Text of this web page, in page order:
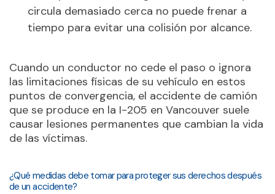
circula demasiado cerca no puede frenar a
tiempo para evitar una colisión por alcance.
Cuando un conductor no cede el paso o ignora
las limitaciones físicas de su vehículo en estos
puntos de convergencia, el accidente de camión
que se produce en la I-205 en Vancouver suele
causar lesiones permanentes que cambian la vida
de las víctimas.
¿Qué medidas debe tomar para proteger sus derechos después
de un accidente?